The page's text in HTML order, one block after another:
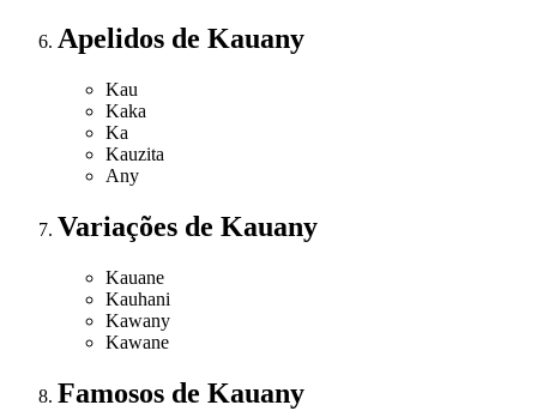
Apelidos de Kauany
Kau
Kaka
Ka
Kauzita
Any
Variações de Kauany
Kauane
Kauhani
Kawany
Kawane
Famosos de Kauany